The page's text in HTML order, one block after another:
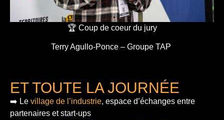
🏆 Coup de coeur du jury
Terry Agullo-Ponce – Groupe TAP
ET TOUTE LA JOURNÉE
➡️ Le village de l’industrie, espace d’échanges entre
partenaires et start-ups